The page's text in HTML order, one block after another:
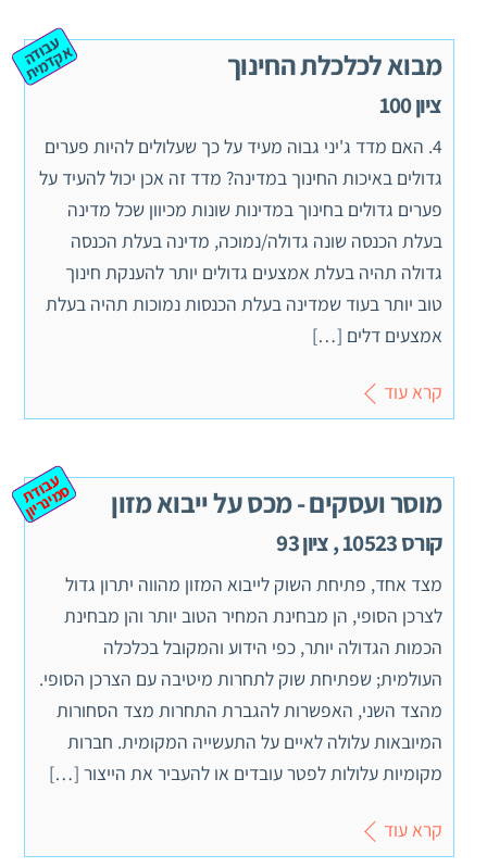
מבוא לכלכלת החינוך
ציון 100
ע
ב
וד
ה
א
ק
ד
מ
ית
4. האם מדד ג'יני גבוה מעיד על כך שעלולים להיות פערים
גדולים באיכות החינוך במדינה? מדד זה אכן יכול להעיד על
פערים גדולים בחינוך במדינות שונות מכיוון שכל מדינה
בעלת הכנסה שונה גדולה/נמוכה, מדינה בעלת הכנסה
גדולה תהיה בעלת אמצעים גדולים יותר להענקת חינוך
טוב יותר בעוד שמדינה בעלת הכנסות נמוכות תהיה בעלת
אמצעים דלים […]
קרא עוד
מוסר ועסקים - מכס על ייבוא מזון
קורס 10523 , ציון 93
ע
ב
וד
ת
ס
מ
ינ
ר
יון
מצד אחד, פתיחת השוק לייבוא המזון מהווה יתרון גדול
לצרכן הסופי, הן מבחינת המחיר הטוב יותר והן מבחינת
הכמות הגדולה יותר, כפי הידוע והמקובל בכלכלה
העולמית; שפתיחת שוק לתחרות מיטיבה עם הצרכן הסופי.
מהצד השני, האפשרות להגברת התחרות מצד הסחורות
המיובאות עלולה לאיים על התעשייה המקומית. חברות
מקומיות עלולות לפטר עובדים או להעביר את הייצור […]
קרא עוד